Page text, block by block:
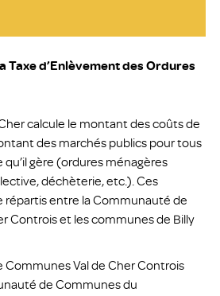
Taxe d’Enlèvement des Ordures
calcule le montant des coûts de
des marchés publics pour tous
gère (ordures ménagères
déchèterie, etc.). Ces
entre la Communauté de
Controis et les communes de Billy
Communes Val de Cher Controis
de Communes du